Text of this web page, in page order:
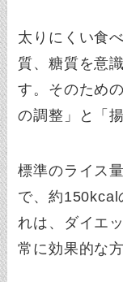
太りにくい食
質、糖質を意
す。そのため
の調整」と「
標準のライス
で、約150kcal
れは、ダイエ
常に効果的な